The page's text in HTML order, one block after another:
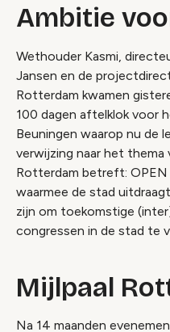
Ambitie
Wethouder Kasmi,
Jansen en de
Rotterdam kwamen
100 dagen aftelklok voor
Beuningen waarop nu de
verwijzing naar het thema
Rotterdam betreft: OPEN
waarmee de stad
zijn om toekomstige
congressen in de stad te
Mijlpaal
Na 14 maanden